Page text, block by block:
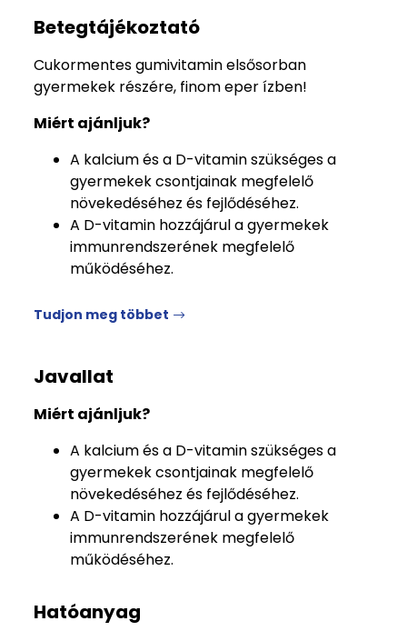
Betegtájékoztató
Cukormentes gumivitamin elsősorban
gyermekek részére, finom eper ízben!
Miért ajánljuk?
A kalcium és a D-vitamin szükséges a
gyermekek csontjainak megfelelő
növekedéséhez és fejlődéséhez.
A D-vitamin hozzájárul a gyermekek
immunrendszerének megfelelő
működéséhez.
Tudjon meg többet
Javallat
Miért ajánljuk?
A kalcium és a D-vitamin szükséges a
gyermekek csontjainak megfelelő
növekedéséhez és fejlődéséhez.
A D-vitamin hozzájárul a gyermekek
immunrendszerének megfelelő
működéséhez.
Hatóanyag